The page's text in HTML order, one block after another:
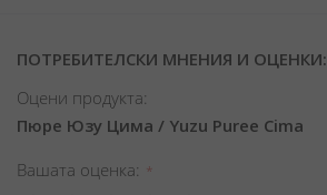
ПОТРЕБИТЕЛСКИ МНЕНИЯ И ОЦЕНКИ:
Оцени продукта:
Пюре Юзу Цима / Yuzu Puree Cima
Вашата оценка